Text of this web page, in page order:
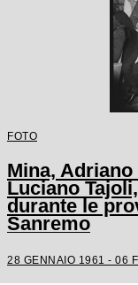
FOTO
Mina,
Luciano
durante le
Sanremo
28 GENNAIO 1961 - 06